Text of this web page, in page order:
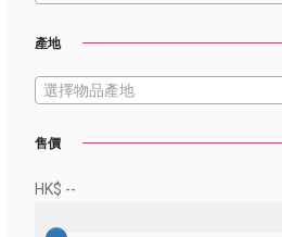
產地
選擇物品產地
售價
HK$ --